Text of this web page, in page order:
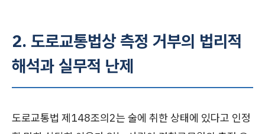
2. 도로교통법상 측정 거부의 법리적
해석과 실무적 난제
도로교통법 제148조의2는 술에 취한 상태에 있다고 인정